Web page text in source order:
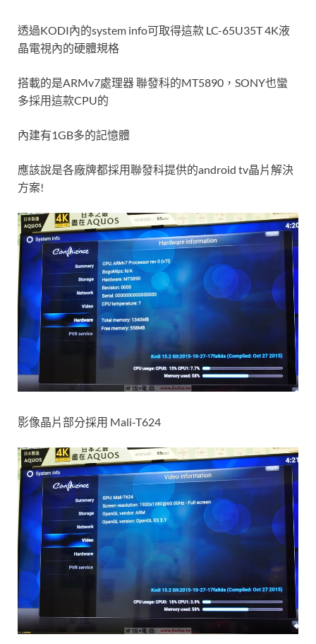
透過KODI內的system info可取得這款 LC-65U35T 4K液
晶電視內的硬體規格
搭載的是ARMv7處理器 聯發科的MT5890，SONY也蠻
多採用這款CPU的
內建有1GB多的記憶體
應該說是各廠牌都採用聯發科提供的android tv晶片解決
方案!
影像晶片部分採用 Mali-T624